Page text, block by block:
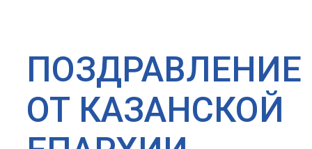
ПОЗДРАВЛЕНИЕ
ОТ КАЗАНСКОЙ